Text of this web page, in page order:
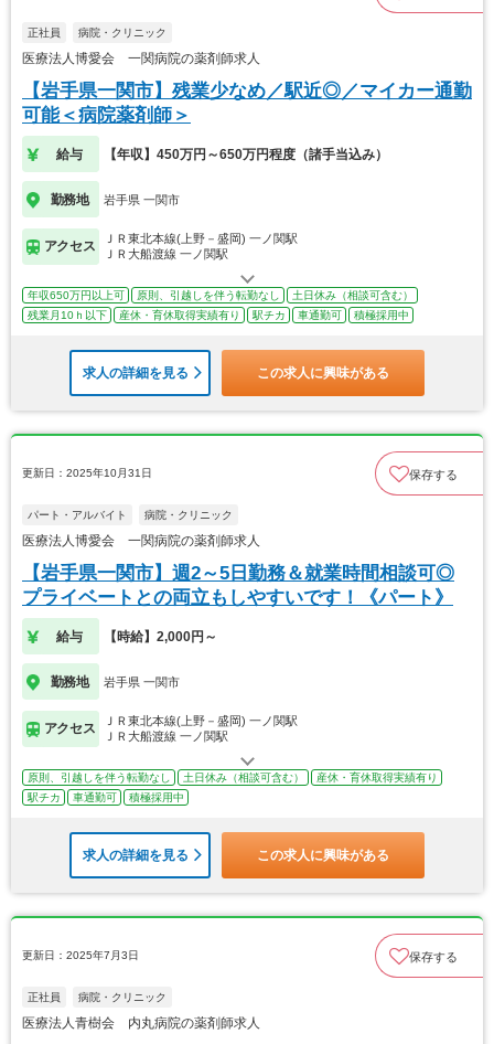
正社員 病院・クリニック
医療法人博愛会 一関病院の薬剤師求人
【岩手県一関市】残業少なめ／駅近◎／マイカー通勤
可能＜病院薬剤師＞
給与 【年収】450万円～650万円程度（諸手当込み）
勤務地 岩手県 一関市
アクセス
ＪＲ東北本線(上野－盛岡) 一ノ関駅
ＪＲ大船渡線 一ノ関駅
年収650万円以上可 原則、引越しを伴う転勤なし
土日休み（相談可含む）
残業月10ｈ以下
産休・育休取得実績有り 駅チカ 車通勤可 積極採用中
求人の詳細を見る この求人に興味がある
更新日：2025年10月31日 保存する
パート・アルバイト 病院・クリニック
医療法人博愛会 一関病院の薬剤師求人
【岩手県一関市】週2～5日勤務＆就業時間相談可◎
プライベートとの両立もしやすいです！《パート》
給与 【時給】2,000円～
勤務地 岩手県 一関市
アクセス
ＪＲ東北本線(上野－盛岡) 一ノ関駅
ＪＲ大船渡線 一ノ関駅
原則、引越しを伴う転勤なし 土日休み（相談可含む）
産休・育休取得実績有り
駅チカ
車通勤可 積極採用中
求人の詳細を見る この求人に興味がある
更新日：2025年7月3日 保存する
正社員 病院・クリニック
医療法人青樹会 内丸病院の薬剤師求人